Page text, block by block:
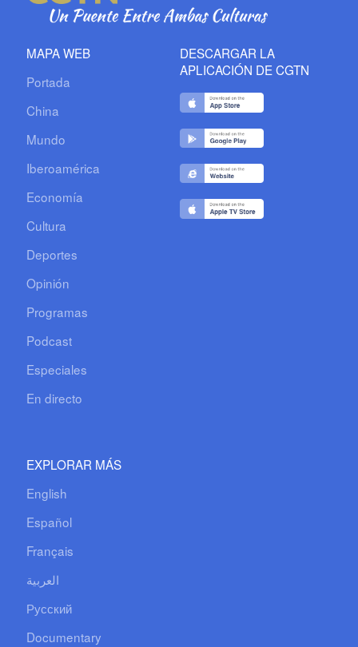
MAPA WEB
Portada
China
Mundo
Iberoamérica
Economía
Cultura
Deportes
Opinión
Programas
Podcast
Especiales
En directo
EXPLORAR MÁS
English
Español
Français
العربية
Русский
Documentary
DESCARGAR LA
APLICACIÓN DE CGTN